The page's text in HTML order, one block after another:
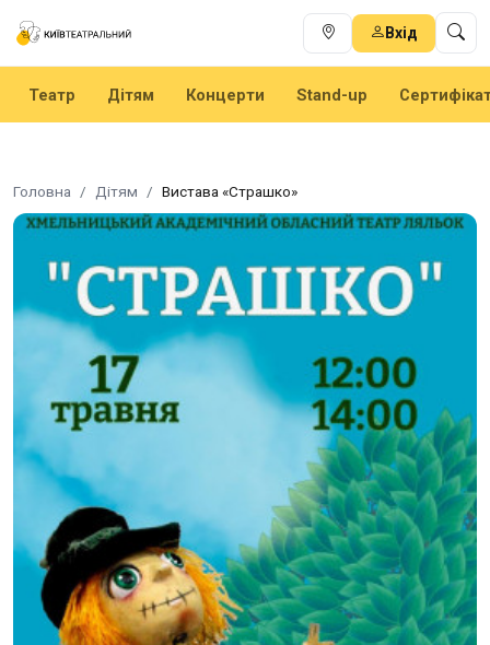
Вхід
Театр Дітям Концерти Stand-up
Головна Дітям Вистава «Страшко»